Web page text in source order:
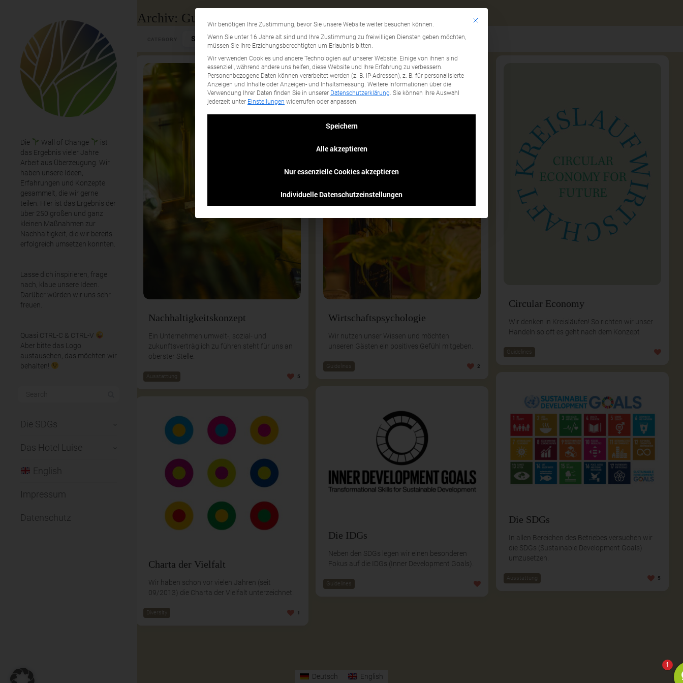
Die Wall of Change
ist
das Ergebnis vieler Jahre
Arbeit aus Überzeugung. Wir
haben unsere Ideen,
Erfahrungen und Konzepte
gesammelt, die wir gerne
teilen. Hier ist das Ergebnis der
über 250 großen und ganz
kleinen Maßnahmen zur
Nachhaltigkeit, die wir bereits
erfolgreich umsetzen konnten.
Lasse dich inspirieren, frage
nach, klaue unsere Ideen.
Darüber würden wir uns sehr
freuen.
Quasi CTRL-C & CTRL-V
Aber bitte das Logo
austauschen, das möchten wir
behalten!
Die SDGs
Das Hotel Luise
English
Impressum
Datenschutz
Archiv: Guidelines
Select Category...
Nachhaltigkeitskonzept
Ein Unternehmen umwelt-, sozial- und
zukunftsverträglich zu führen steht für uns an
oberster Stelle.
Ausstattung 5
Wirtschaftspsychologie
Wir nutzen unser Wissen und möchten
unseren Gästen ein positives Gefühl mitgeben.
Guidelines 2
Circular Economy
Wir denken in Kreisläufen! So richten wir unser
Handeln so oft es geht nach dem Konzept
Guidelines
Die SDGs
In allen Bereichen des Betriebes versuchen wir
die SDGs (Sustainable Development Goals)
umzusetzen.
Ausstattung 5
Die IDGs
Neben den SDGs legen wir einen besonderen
Fokus auf die IDGs (Inner Development Goals).
Guidelines
Charta der Vielfalt
Wir haben schon vor vielen Jahren (seit
09/2013) die Charta der Vielfalt unterzeichnet.
Diversity 1
Mit diesem Button wird der Dialog geschlossen. Seine Funktionalität ist
Datenschutzeinstellungen
Wir benötigen Ihre Zustimmung, bevor Sie unsere Website weiter besuchen können.
Wenn Sie unter 16 Jahre alt sind und Ihre Zustimmung zu freiwilligen Diensten geben möchten,
müssen Sie Ihre Erziehungsberechtigten um Erlaubnis bitten.
Wir verwenden Cookies und andere Technologien auf unserer Website. Einige von ihnen sind
essenziell, während andere uns helfen, diese Website und Ihre Erfahrung zu verbessern.
Personenbezogene Daten können verarbeitet werden (z. B. IP-Adressen), z. B. für personalisierte
Anzeigen und Inhalte oder Anzeigen- und Inhaltsmessung. Weitere Informationen über die
Verwendung Ihrer Daten finden Sie in unserer Datenschutzerklärung. Sie können Ihre Auswahl
jederzeit unter Einstellungen widerrufen oder anpassen.
Speichern
Alle akzeptieren
Nur essenzielle Cookies akzeptieren
Individuelle Datenschutzeinstellungen
Deutsch English
1